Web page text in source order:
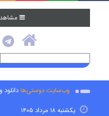
وب‌سایت دوستی‌ها
یکشنبه ۱۸ مرداد ۱۴۰۵